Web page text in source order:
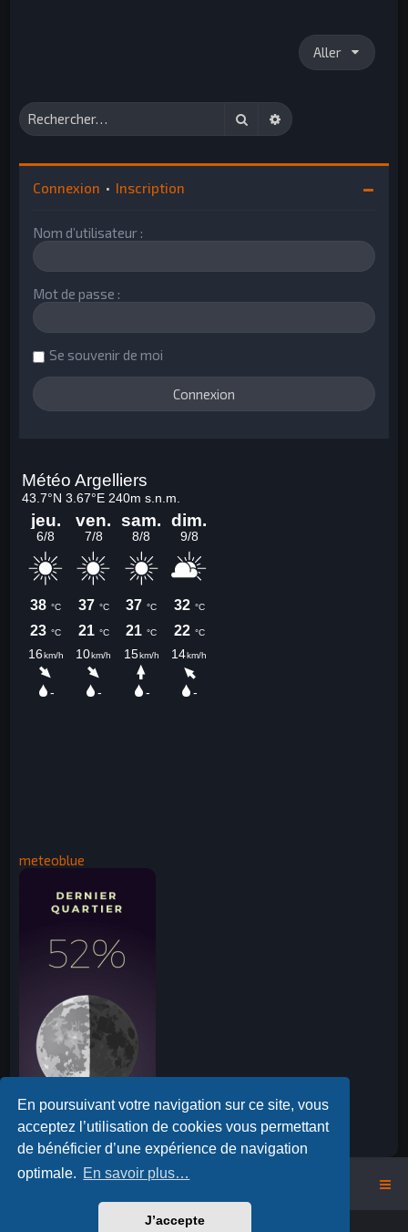
En poursuivant votre navigation sur ce site, vous
acceptez l’utilisation de cookies vous permettant
de bénéficier d’une expérience de navigation
optimale. En savoir plus…
J’accepte
Aller
RechercherRecherche avancée
Connexion • Inscription
Nom d’utilisateur :
Mot de passe :
Se souvenir de moi
meteoblue
Accueil Forum ALBE